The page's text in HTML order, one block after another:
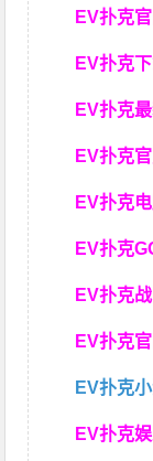
EV扑克
EV扑克
EV扑克
EV扑克
EV扑克
EV扑克
EV扑克战
EV扑克
EV扑克
EV扑克